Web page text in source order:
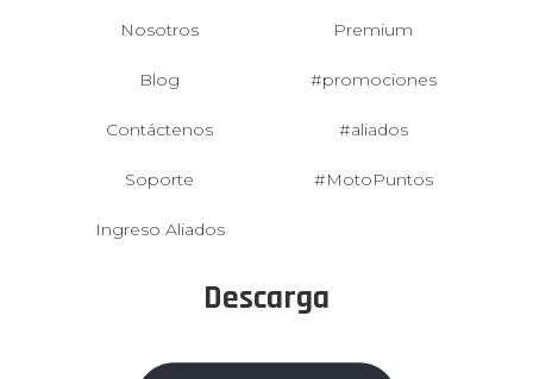
Nosotros
Blog
Contáctenos
Soporte
Ingreso Aliados
Premium
#promociones
#aliados
#MotoPuntos
Descarga